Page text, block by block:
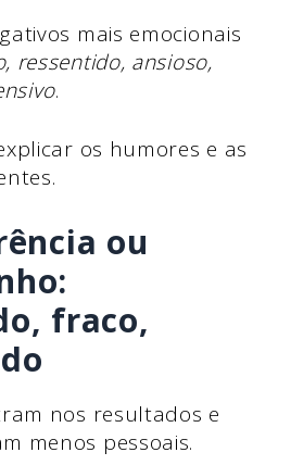
mais emocionais
ressentido, ansioso,
.
os humores e as
ou
fraco,
nos resultados e
menos pessoais.